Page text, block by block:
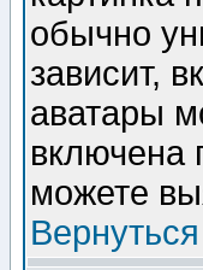
обычно
зависит,
аватары
включена
можете